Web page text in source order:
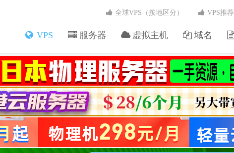
VPS 服务器 虚拟主机 域名
全球VPS（按地区分） VPS推荐